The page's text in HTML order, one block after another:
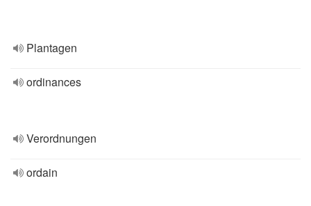
Plantagen
ordinances
Verordnungen
ordain